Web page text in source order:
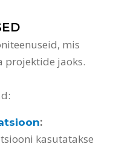
mis
projektide jaoks.
:
kasutatakse